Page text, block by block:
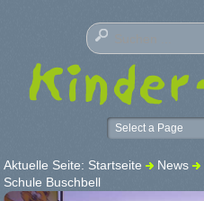
Aktuelle Seite: Startseite News
Schule Buschbell